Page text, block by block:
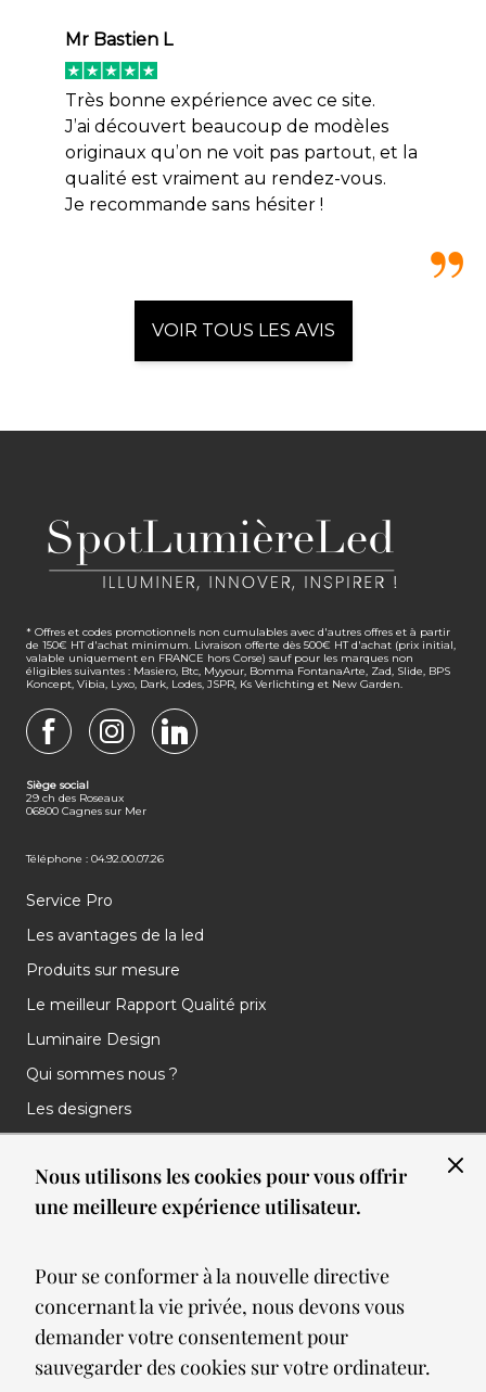
Nous utilisons les cookies pour vous offrir
une meilleure expérience utilisateur.
Pour se conformer à la nouvelle directive
concernant la vie privée, nous devons vous
demander votre consentement pour
sauvegarder des cookies sur votre ordinateur.
Mr Bastien L
Très bonne expérience avec ce site.
J’ai découvert beaucoup de modèles
originaux qu’on ne voit pas partout, et la
qualité est vraiment au rendez-vous.
Je recommande sans hésiter !
VOIR TOUS LES AVIS
* Offres et codes promotionnels non cumulables avec d'autres offres et à partir
de 150€ HT d'achat minimum. Livraison offerte dès 500€ HT d'achat (prix initial,
valable uniquement en FRANCE hors Corse) sauf pour les marques non
éligibles suivantes : Masiero, Btc, Myyour, Bomma FontanaArte, Zad, Slide, BPS
Koncept, Vibia, Lyxo, Dark, Lodes, JSPR, Ks Verlichting et New Garden.
Siège social
29 ch des Roseaux
06800 Cagnes sur Mer
Téléphone : 04.92.00.07.26
Service Pro
Les avantages de la led
Produits sur mesure
Le meilleur Rapport Qualité prix
Luminaire Design
Qui sommes nous ?
Les designers
Nos réalisations
Nos Clients
Meilleures ventes
Blog